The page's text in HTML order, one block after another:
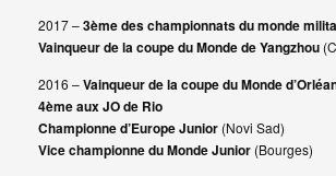
2017 –3ème des championnats du monde
Vainqueur de la coupe du Monde de Yangzhou
2016 –Vainqueur de la coupe du Monde
4ème aux JO de Rio
Championne d’Europe Junior (Novi Sad)
Vice championne du Monde Junior (Bourges)